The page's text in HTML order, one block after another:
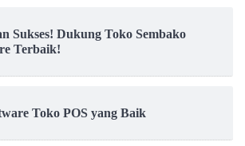
Sukses! Dukung Toko Sembako
Terbaik!
Toko POS yang Baik